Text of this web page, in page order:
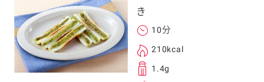
き
10分
210kcal
1.4g